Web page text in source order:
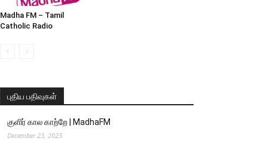
Madha FM – Tamil
Catholic Radio
புதிய பதிவுகள்
குளிர் கால காற்றே | MadhaFM
December 23, 2023